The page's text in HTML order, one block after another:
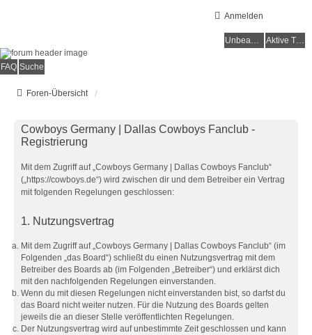
Anmelden
Unbeantwortete Themen Aktive Themen
FAQ Suche
Foren-Übersicht
Cowboys Germany | Dallas Cowboys Fanclub -
Registrierung
Mit dem Zugriff auf „Cowboys Germany | Dallas Cowboys Fanclub“
(„https://cowboys.de“) wird zwischen dir und dem Betreiber ein Vertrag
mit folgenden Regelungen geschlossen:
1. Nutzungsvertrag
Mit dem Zugriff auf „Cowboys Germany | Dallas Cowboys Fanclub“ (im
Folgenden „das Board“) schließt du einen Nutzungsvertrag mit dem
Betreiber des Boards ab (im Folgenden „Betreiber“) und erklärst dich
mit den nachfolgenden Regelungen einverstanden.
Wenn du mit diesen Regelungen nicht einverstanden bist, so darfst du
das Board nicht weiter nutzen. Für die Nutzung des Boards gelten
jeweils die an dieser Stelle veröffentlichten Regelungen.
Der Nutzungsvertrag wird auf unbestimmte Zeit geschlossen und kann